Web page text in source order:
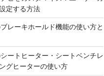
定する方法
レーキホールド機能の使い方と
ートヒーター・シートベンチレ
グヒーターの使い方